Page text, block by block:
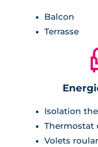
Balcon
Terrasse
Isolation
Thermostat
Volets